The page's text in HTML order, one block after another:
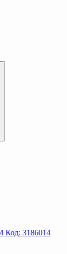
Код: 3186014